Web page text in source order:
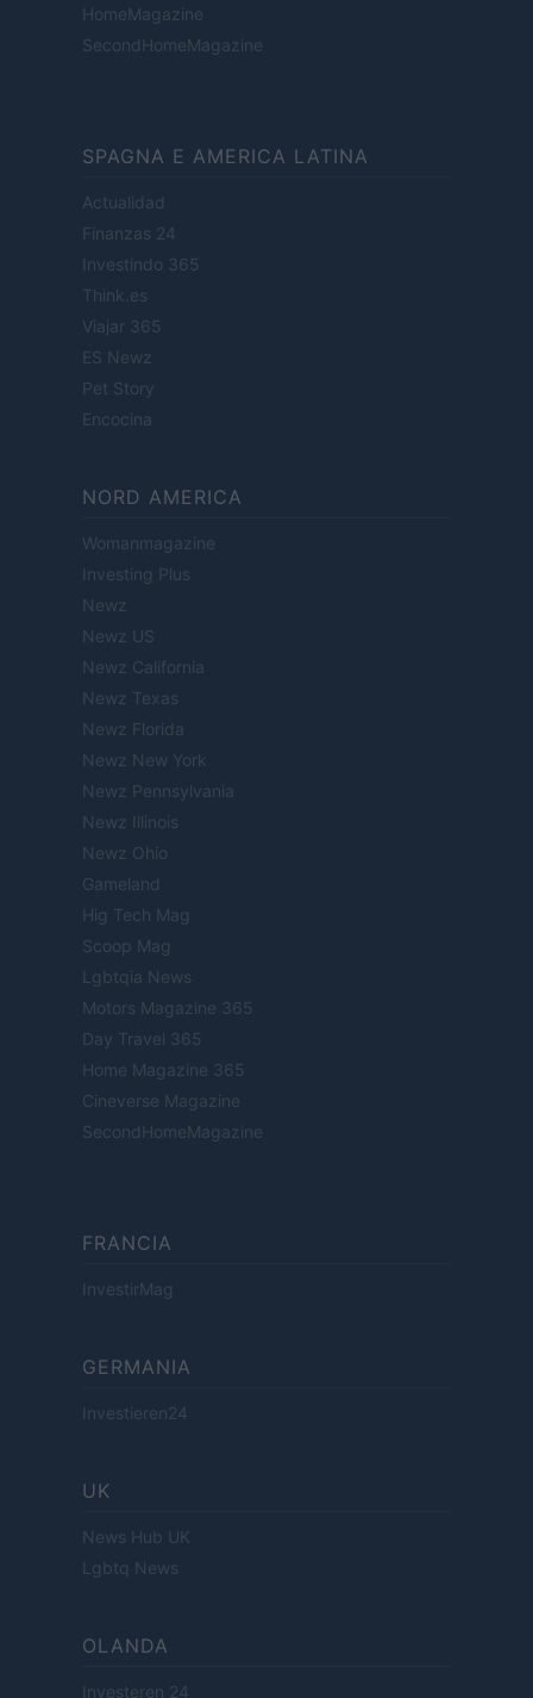
HomeMagazine
SecondHomeMagazine
SPAGNA E AMERICA LATINA
Actualidad
Finanzas 24
Investindo 365
Think.es
Viajar 365
ES Newz
Pet Story
Encocina
NORD AMERICA
Womanmagazine
Investing Plus
Newz
Newz US
Newz California
Newz Texas
Newz Florida
Newz New York
Newz Pennsylvania
Newz Illinois
Newz Ohio
Gameland
Hig Tech Mag
Scoop Mag
Lgbtqia News
Motors Magazine 365
Day Travel 365
Home Magazine 365
Cineverse Magazine
SecondHomeMagazine
FRANCIA
InvestirMag
GERMANIA
Investieren24
UK
News Hub UK
Lgbtq News
OLANDA
Investeren 24